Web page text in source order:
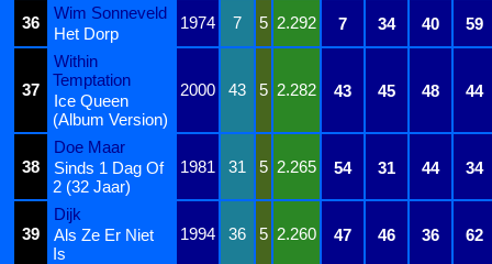
36
Wim Sonneveld
1974 7 5 2.292 7 34 40 59
Het Dorp
37
Within
Temptation
2000 43 5 2.282 43 45 48 44
Ice Queen
(Album Version)
38
Doe Maar
1981
31 5 2.265 54 31 44 34
Sinds 1 Dag Of
2 (32 Jaar)
39
Dijk
1994
36 5 2.260 47 46 36 62
Als Ze Er Niet
Is